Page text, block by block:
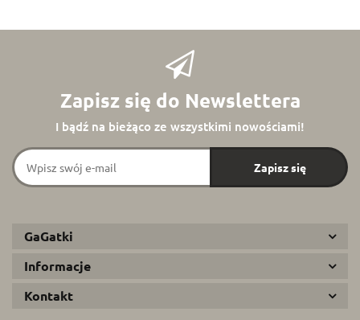
Zapisz się do Newslettera
I bądź na bieżąco ze wszystkimi nowościami!
GaGatki
Informacje
Kontakt